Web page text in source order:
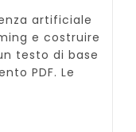
artificiale
e costruire
testo di base
PDF. Le